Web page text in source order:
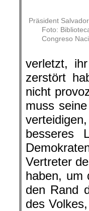
Präsident
Foto:
Congreso
verletzt,
zerstört
nicht
muss
besseres
Vertreter
haben, um
den Rand
des